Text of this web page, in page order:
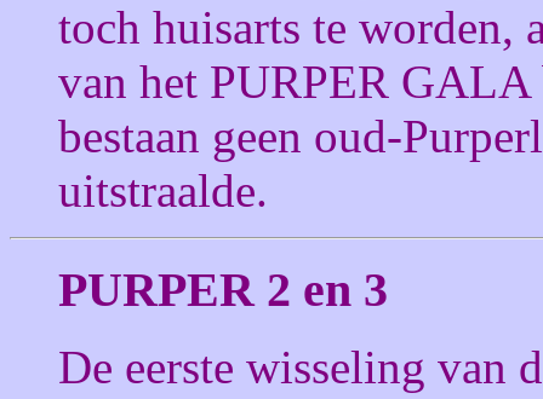
toch huisarts te worden,
van het PURPER
bestaan geen oud-
uitstraalde.
PURPER 2 en 3
De eerste wisseling van